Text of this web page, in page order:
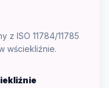
z ISO 11784/11785
wściekliźnie.